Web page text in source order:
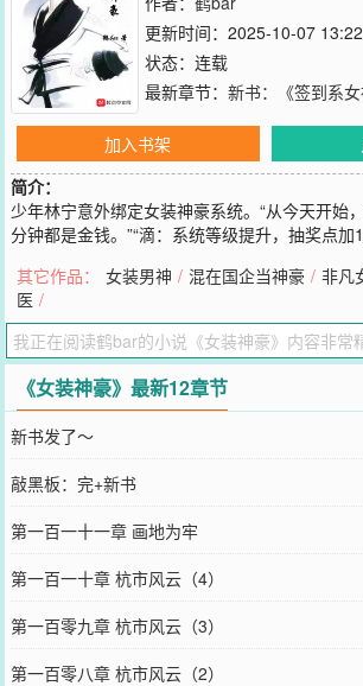
更新时间：2025-10-07
状态：连载
最新章节： 新书：《签到系女
加入书架
简介：
少年林宁意外绑定女装神豪系统。“从今天开始
分钟都是金钱。”“滴：系统等级提升，抽奖点加
您要是觉得《女装神豪 》还不错的话请不要忘记
里的朋友推荐哦！
其它作品： 女装男神 / 混在国企当神豪 / 非凡
医 /
《女装神豪》最新12章节
新书发了～
敲黑板：完+新书
第一百一十一章 画地为牢
第一百一十章 杭市风云（4）
第一百零九章 杭市风云（3）
第一百零八章 杭市风云（2）